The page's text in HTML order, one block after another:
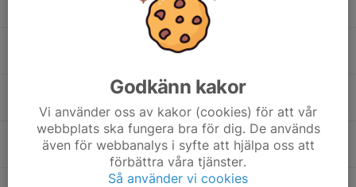
GIS Ryttarvallen (B-plan)
18:15
19:30
Träning
GIS Ryttarvallen (B-plan)
Godkänn kakor
Vi använder oss av kakor (cookies) för att vår
webbplats ska fungera bra för dig. De används
även för webbanalys i syfte att hjälpa oss att
förbättra våra tjänster.
Så använder vi cookies